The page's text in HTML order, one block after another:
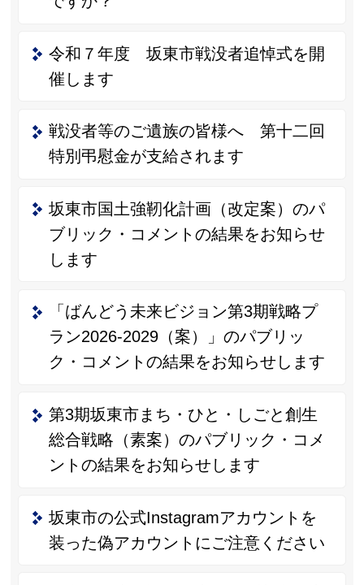
令和７年度 坂東市戦没者追悼式を開
催します
戦没者等のご遺族の皆様へ 第十二回
特別弔慰金が支給されます
坂東市国土強靭化計画（改定案）のパ
ブリック・コメントの結果をお知らせ
します
「ばんどう未来ビジョン第3期戦略プ
ラン2026-2029（案）」のパブリッ
ク・コメントの結果をお知らせします
第3期坂東市まち・ひと・しごと創生
総合戦略（素案）のパブリック・コメ
ントの結果をお知らせします
坂東市の公式Instagramアカウントを
装った偽アカウントにご注意ください